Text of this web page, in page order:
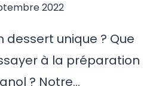
2022
dessert unique ? Que
à la préparation
? Notre…